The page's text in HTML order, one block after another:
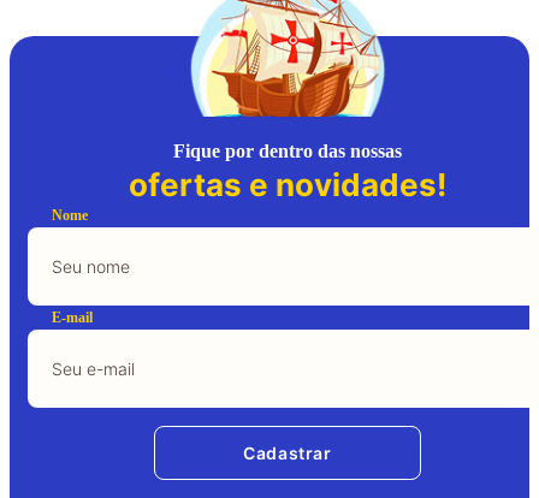
Fique por dentro das nossas
ofertas e novidades!
Nome
E-mail
Cadastrar